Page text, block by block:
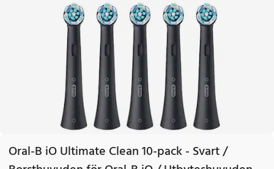
Oral-B iO Ultimate Clean 10-pack - Svart /